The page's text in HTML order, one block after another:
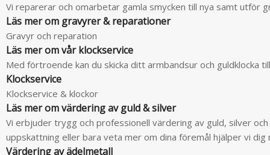
Vi reparerar och omarbetar gamla smycken till nya samt utför
Läs mer om gravyrer & reparationer
Gravyr och reparation
Läs mer om vår klockservice
Med förtroende kan du skicka ditt armbandsur och
Klockservice
Klockservice & klockor
Läs mer om värdering av guld & silver
Vi erbjuder trygg och professionell värdering av guld, silver
uppskattning eller bara veta mer om dina föremål hjälper vi
Värdering av ädelmetall